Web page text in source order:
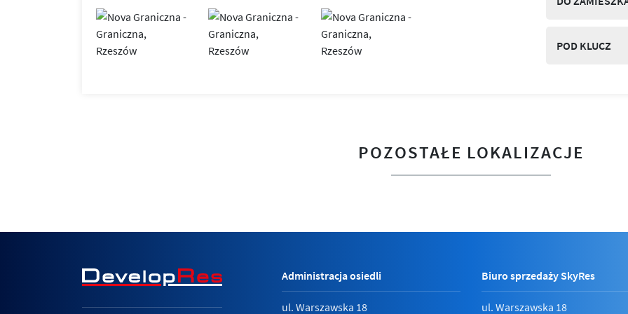
POD KLUCZ
POZOSTAŁE LOKALIZACJE
Administracja osiedli
ul. Warszawska 18
Biuro sprzedaży SkyRes
ul. Warszawska 18